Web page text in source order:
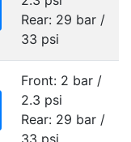
Rear: 29 bar /
33 psi
Front: 2 bar /
2.3 psi
Rear: 29 bar /
33 psi